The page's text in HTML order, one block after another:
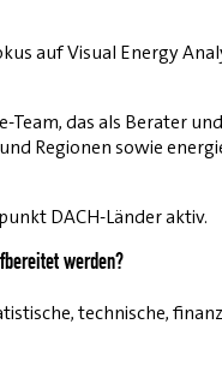
auf Visual Energy
Team, das als Berater
Regionen sowie
DACH-Länder aktiv.
werden?
technische,